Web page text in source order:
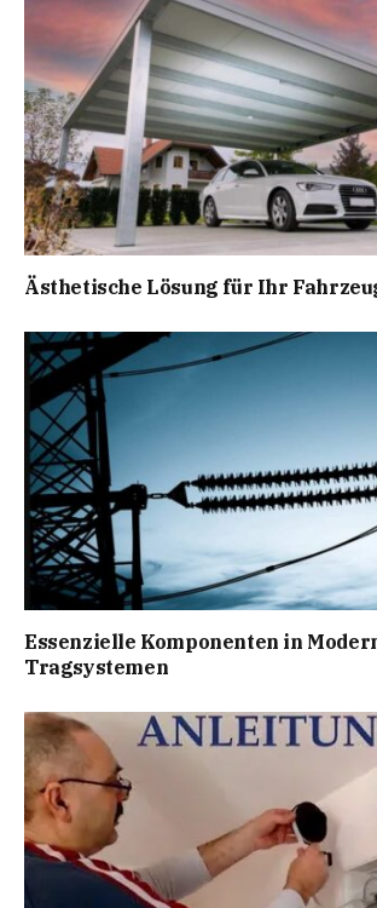
Ästhetische Lösung für Ihr
Essenzielle Komponenten in
Tragsystemen